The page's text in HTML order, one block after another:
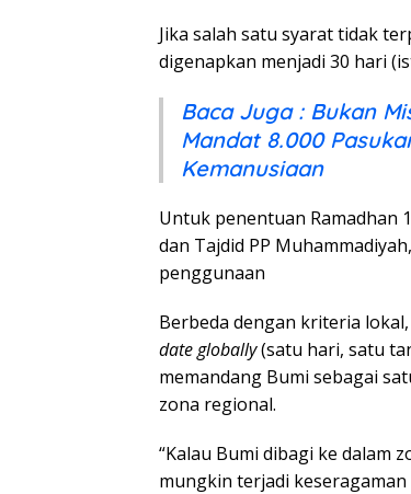
Jika salah satu syarat tidak
digenapkan menjadi 30 hari
Baca Juga : Bukan
Mandat 8.000
Kemanusiaan
Untuk penentuan Ramadhan
dan Tajdid PP Muhammadiyah,
penggunaan
Berbeda dengan kriteria
date globally(satu hari, satu
memandang Bumi sebagai
zona regional.
“Kalau Bumi dibagi ke dalam
mungkin terjadi keseragaman